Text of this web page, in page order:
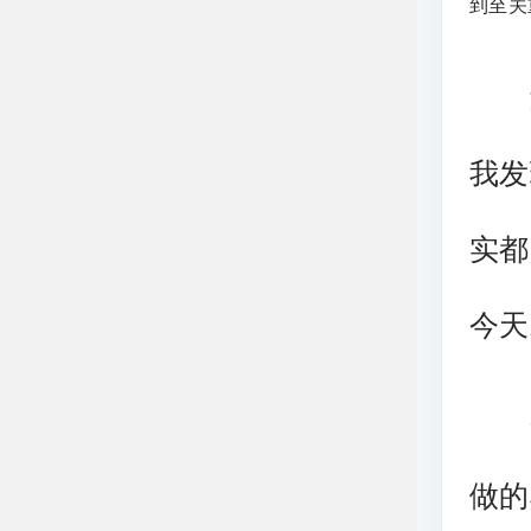
到至
过
我
实
今
各
做